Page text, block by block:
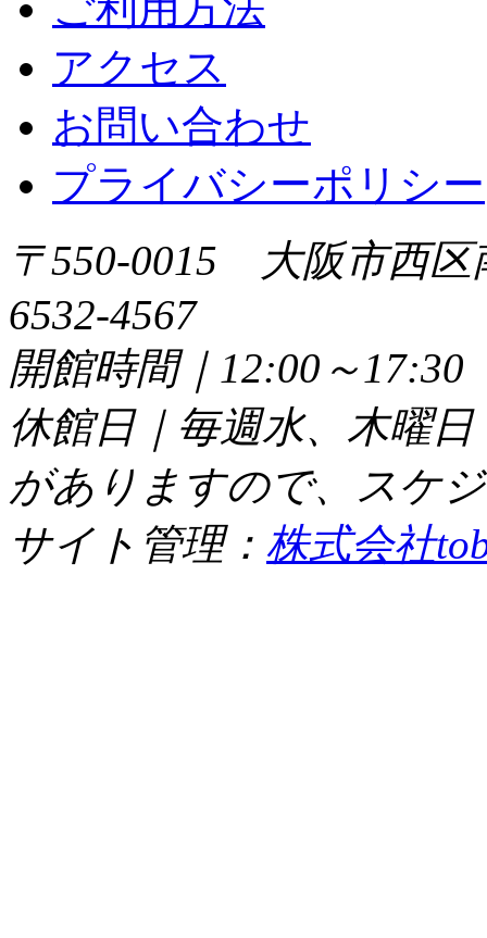
アクセス
お問い合わせ
プライバシーポリシー
〒550-0015 大阪市西
6532-4567
開館時間｜12:00～
休館日｜毎週水、木曜
がありますので、スケ
サイト管理： 株式会社